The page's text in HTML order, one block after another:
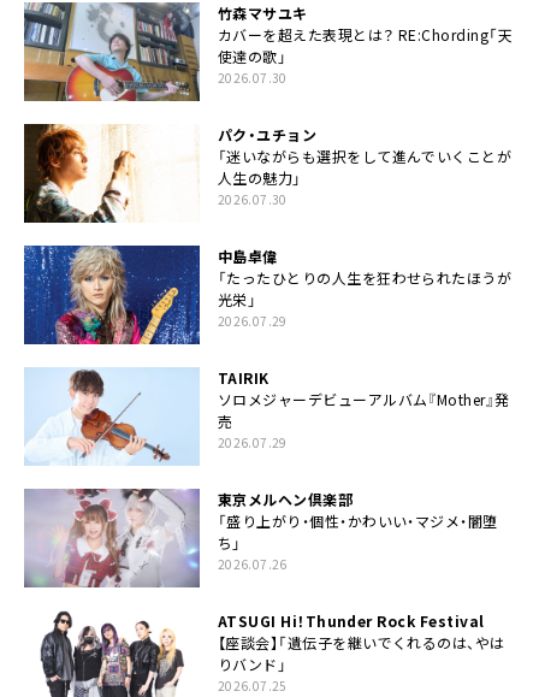
竹森マサユキ
カバーを超えた表現とは？ RE:Chording「天
使達の歌」
2026.07.30
パク・ユチョン
「迷いながらも選択をして進んでいくことが
人生の魅力」
2026.07.30
中島卓偉
「たったひとりの人生を狂わせられたほうが
光栄」
2026.07.29
TAIRIK
ソロメジャーデビューアルバム『Mother』発
売
2026.07.29
東京メルヘン倶楽部
「盛り上がり・個性・かわいい・マジメ・闇堕
ち」
2026.07.26
ATSUGI Hi！Thunder Rock Festival
【座談会】「遺伝子を継いでくれるのは、やは
りバンド」
2026.07.25